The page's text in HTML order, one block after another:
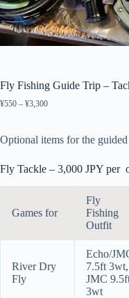
Fly Fishing Guide Trip –
¥550 – ¥3,300価
¥550
Optional items for the
Fly Tackle – 3,000 JPY per
Games for
Fly
Fishing
Outfit
River Dry
Fly
Echo/
7.5ft 3wt,
JMC
3wt